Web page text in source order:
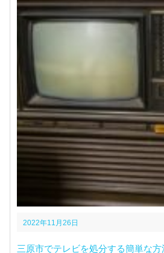
2022年11月26日
三原市でテレビを処分する簡単な